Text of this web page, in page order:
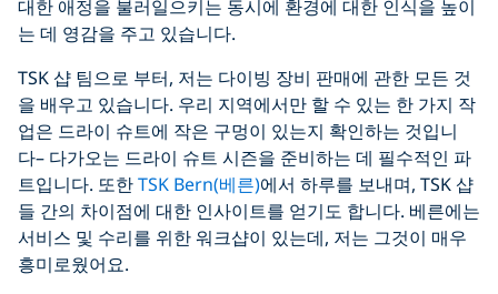
대한 애정을 불러일으키는 동시에 환경에 대한 인식을 높이
는 데 영감을 주고 있습니다.
TSK 샵 팀으로 부터, 저는 다이빙 장비 판매에 관한 모든 것
을 배우고 있습니다. 우리 지역에서만 할 수 있는 한 가지 작
업은 드라이 슈트에 작은 구멍이 있는지 확인하는 것입니
다– 다가오는 드라이 슈트 시즌을 준비하는 데 필수적인 파
트입니다. 또한TSK Bern(베른)에서 하루를 보내며, TSK 샵
들 간의 차이점에 대한 인사이트를 얻기도 합니다. 베른에는
서비스 및 수리를 위한 워크샵이 있는데, 저는 그것이 매우
흥미로웠어요.